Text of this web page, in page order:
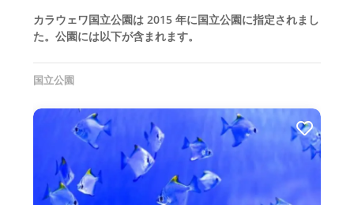
カラウェワ国立公園は 2015 年に国立公園に指定されまし
た。公園には以下が含まれます。
国立公園